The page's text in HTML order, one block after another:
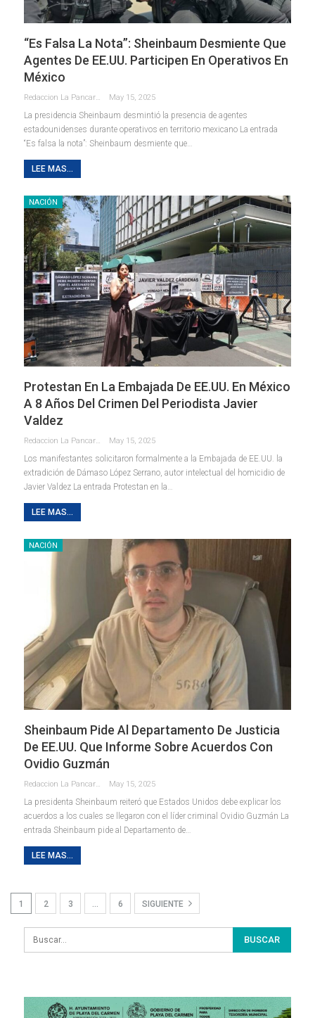
“Es Falsa La Nota”: Sheinbaum Desmiente Que
Agentes De EE.UU. Participen En Operativos En
México
Redaccion La Pancarta De Quintana Roo May 15, 2025
La presidencia Sheinbaum desmintió la presencia de agentes
estadounidenses durante operativos en territorio mexicano La entrada
“Es falsa la nota”: Sheinbaum desmiente que…
LEE MAS...
NACIÓN
Protestan En La Embajada De EE.UU. En México
A 8 Años Del Crimen Del Periodista Javier
Valdez
Redaccion La Pancarta De Quintana Roo May 15, 2025
Los manifestantes solicitaron formalmente a la Embajada de EE.UU. la
extradición de Dámaso López Serrano, autor intelectual del homicidio de
Javier Valdez La entrada Protestan en la…
LEE MAS...
NACIÓN
Sheinbaum Pide Al Departamento De Justicia
De EE.UU. Que Informe Sobre Acuerdos Con
Ovidio Guzmán
Redaccion La Pancarta De Quintana Roo May 15, 2025
La presidenta Sheinbaum reiteró que Estados Unidos debe explicar los
acuerdos a los cuales se llegaron con el líder criminal Ovidio Guzmán La
entrada Sheinbaum pide al Departamento de…
LEE MAS...
1 2 3 … 6 SIGUIENTE